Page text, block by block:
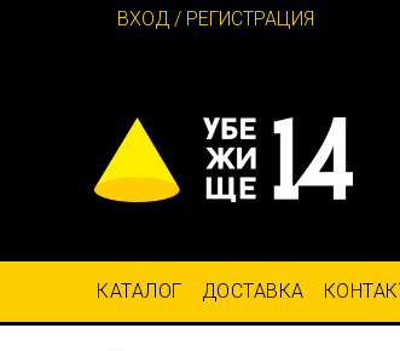
ВХОД / РЕГИСТРАЦИЯ
КАТАЛОГ ДОСТАВКА